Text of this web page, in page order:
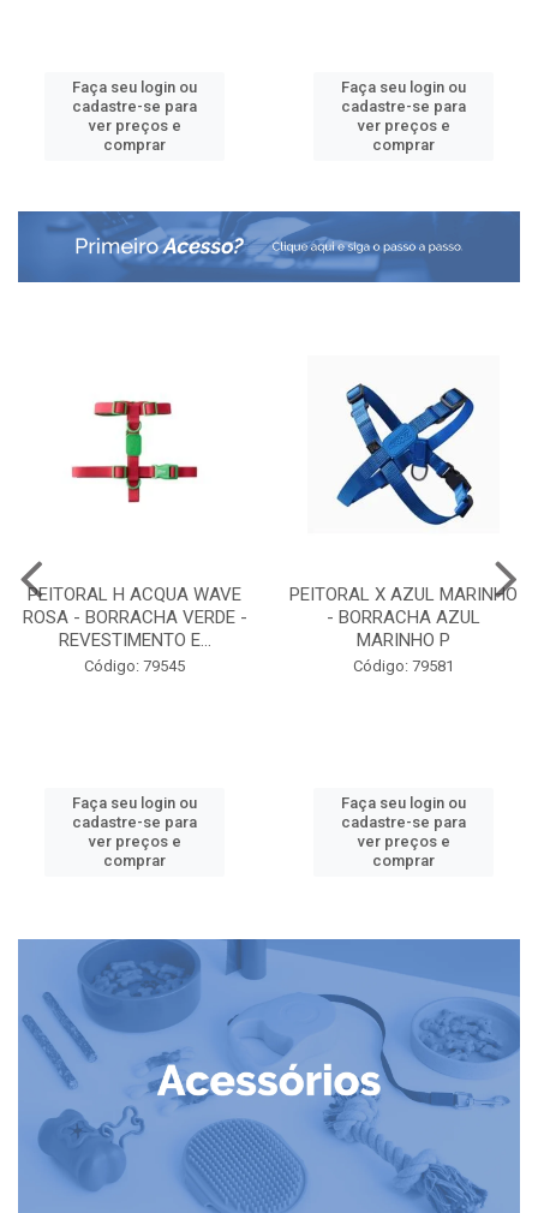
Faça seu login ou
cadastre-se para
ver preços e
comprar
Faça seu login ou
cadastre-se para
ver preços e
comprar
PEITORAL H ACQUA WAVE
ROSA - BORRACHA VERDE -
REVESTIMENTO E...
Código: 79545
Faça seu login ou
cadastre-se para
ver preços e
comprar
PEITORAL X AZUL MARINHO
- BORRACHA AZUL
MARINHO P
Código: 79581
Faça seu login ou
cadastre-se para
ver preços e
comprar